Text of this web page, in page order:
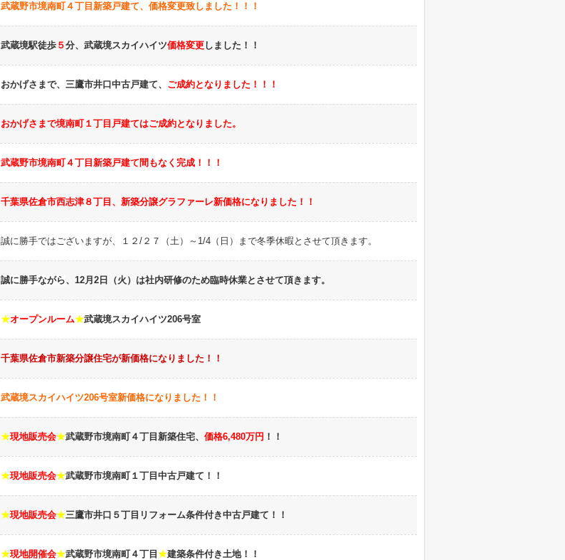
武蔵野市境南町４丁目新築戸建て、価格変更致しました！！！
武蔵境駅徒歩 ５分、武蔵境スカイハイツ価格変更しました！！
おかげさまで、三鷹市井口中古戸建て、 ご成約となりました！！！
おかげさまで境南町１丁目戸建てはご成約となりました。
武蔵野市境南町４丁目新築戸建て間もなく完成！！！
千葉県佐倉市西志津８丁目、新築分譲グラファーレ新価格になりました！！
誠に勝手ではございますが、１２/２７（土）～1/4（日）まで冬季休暇とさせて頂きます。
誠に勝手ながら、12月2日（火）は社内研修のため臨時休業とさせて頂きます。
★オープンルーム★武蔵境スカイハイツ206号室
千葉県佐倉市新築分譲住宅が新価格になりました！！
武蔵境スカイハイツ206号室新価格になりました！！
★現地販売会★武蔵野市境南町４丁目新築住宅、 価格6,480万円 ！！
★現地販売会★武蔵野市境南町１丁目中古戸建て！！
★現地販売会★三鷹市井口５丁目リフォーム条件付き中古戸建て！！
★現地開催会★武蔵野市境南町４丁目 ★建築条件付き土地！！